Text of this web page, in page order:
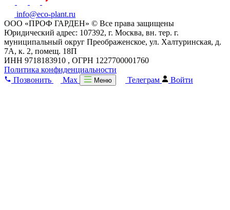
info@eco-plant.ru
ООО «ПРОФ ГАРДЕН» © Все права защищены
Юридический адрес: 107392, г. Москва, вн. тер. г.
муниципальный округ Преображенское, ул. Халтуринская, д.
7А, к. 2, помещ. 18П
ИНН 9718183910 , ОГРН 1227700001760
Политика конфиденциальности
Позвонить
Max Меню Телеграм Войти